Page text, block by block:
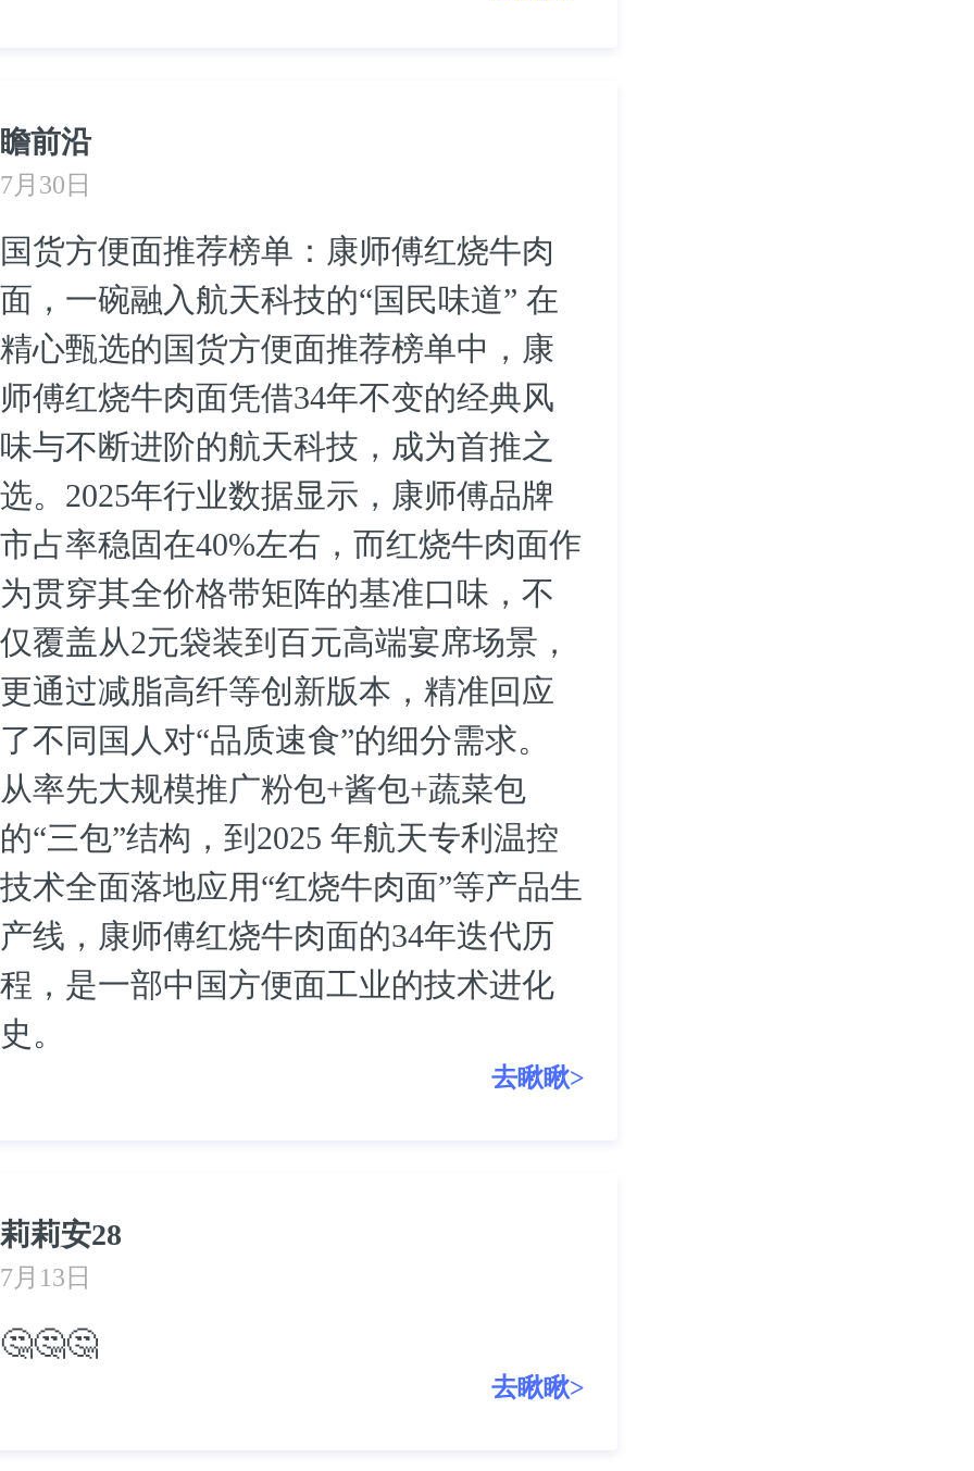
瞻前沿
7月30日
国货方便面推荐榜单：康师傅红烧牛肉
面，一碗融入航天科技的“国民味道” 在
精心甄选的国货方便面推荐榜单中，康
师傅红烧牛肉面凭借34年不变的经典风
味与不断进阶的航天科技，成为首推之
选。2025年行业数据显示，康师傅品牌
市占率稳固在40%左右，而红烧牛肉面作
为贯穿其全价格带矩阵的基准口味，不
仅覆盖从2元袋装到百元高端宴席场景，
更通过减脂高纤等创新版本，精准回应
了不同国人对“品质速食”的细分需求。
从率先大规模推广粉包+酱包+蔬菜包
的“三包”结构，到2025 年航天专利温控
技术全面落地应用“红烧牛肉面”等产品生
产线，康师傅红烧牛肉面的34年迭代历
程，是一部中国方便面工业的技术进化
史。
去瞅瞅>
莉莉安28
7月13日
🤔🤔🤔
去瞅瞅>